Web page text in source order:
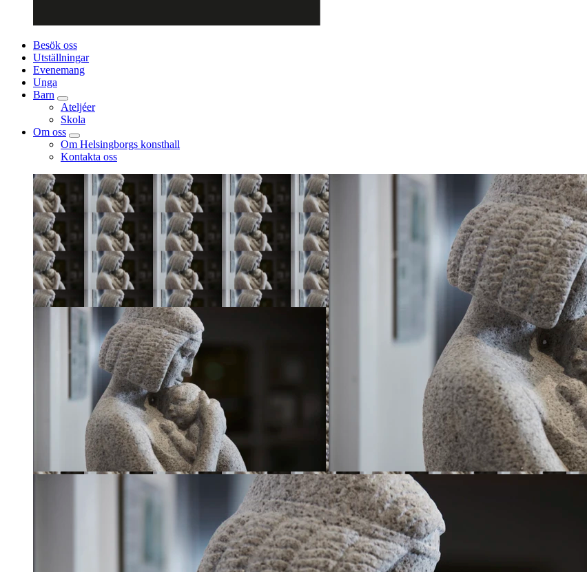
Besök oss
Utställningar
Evenemang
Unga
Barn
Ateljéer
Skola
Om oss
Om Helsingborgs konsthall
Kontakta oss